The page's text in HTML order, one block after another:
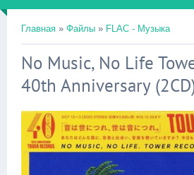
Главная » Файлы » FLAC - Музыка
No Music, No Life
40th Anniversary